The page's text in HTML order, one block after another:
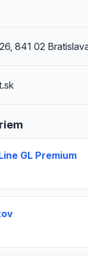
841 02
GL Premium